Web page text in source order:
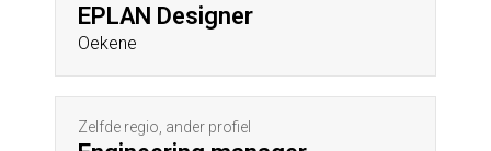
EPLAN Designer
Oekene
Zelfde regio, ander profiel